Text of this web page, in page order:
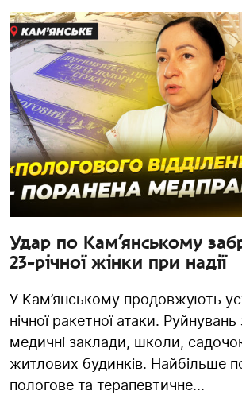
Удар по Кам’янському
23-річної жінки при надії
У Кам’янському продовжують
нічної ракетної атаки.
медичні заклади, школи,
житлових будинків. Найбільше
пологове та терапевтичне...